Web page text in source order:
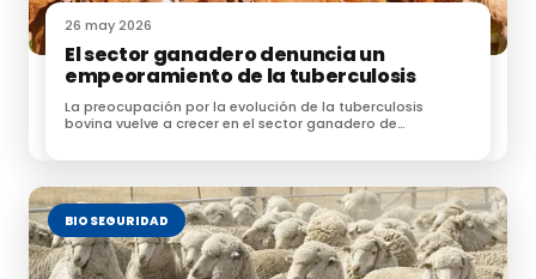
asegurar el abastecimiento de fertilizantes a precios
razonables
El futuro de la Seguridad Alimentaria
26 may 2026
El sector ganadero denuncia un
empeoramiento de la tuberculosis
La preocupación por la evolución de la tuberculosis
bovina vuelve a crecer en el sector ganadero de
BIOSEGURIDAD